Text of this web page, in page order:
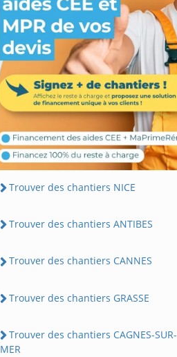
Trouver des chantiers NICE
Trouver des chantiers ANTIBES
Trouver des chantiers CANNES
Trouver des chantiers GRASSE
Trouver des chantiers CAGNES-SUR-
MER